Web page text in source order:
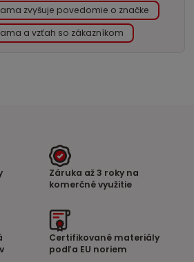
zvyšuje povedomie o značke
a vzťah so zákazníkom
Záruka až 3 roky na
komerčné využitie
Certifikované materiály
podľa EU noriem